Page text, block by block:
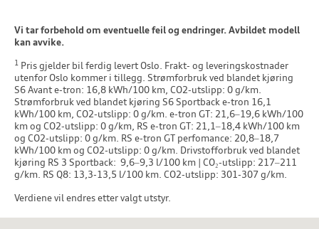
Vi tar forbehold om eventuelle feil og endringer. Avbildet modell
kan avvike.
1
Pris gjelder bil ferdig levert Oslo. Frakt- og leveringskostnader
utenfor Oslo kommer i tillegg. Strømforbruk ved blandet kjøring
S6 Avant e-tron: 16,8 kWh/100 km, CO2-utslipp: 0 g/km.
Strømforbruk ved blandet kjøring S6 Sportback e-tron 16,1
kWh/100 km, CO2-utslipp: 0 g/km. e-tron GT: 21,6–19,6 kWh/100
km og CO2-utslipp: 0 g/km, RS e-tron GT: 21,1–18,4 kWh/100 km
og CO2-utslipp: 0 g/km. RS e-tron GT perfomance: 20,8–18,7
kWh/100 km og CO2-utslipp: 0 g/km. Drivstofforbruk ved blandet
kjøring RS 3 Sportback: 9,6–9,3 l/100 km | CO₂-utslipp: 217–211
g/km. RS Q8: 13,3-13,5 l/100 km. CO2-utslipp: 301-307 g/km.
Verdiene vil endres etter valgt utstyr.